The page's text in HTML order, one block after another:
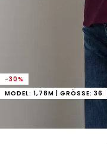
-30%
MODEL: 1,78M | GRÖSSE: 36